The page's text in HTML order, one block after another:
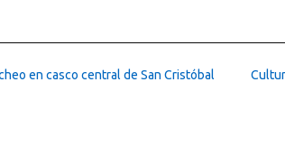
en casco central de San Cristóbal